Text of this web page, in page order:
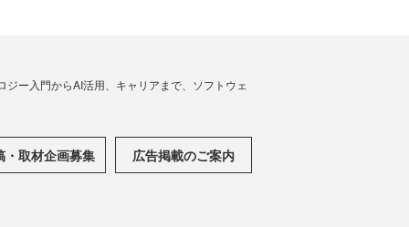
ー入門からAI活用、キャリアまで、ソフトウェ
・取材企画募集 広告掲載のご案内